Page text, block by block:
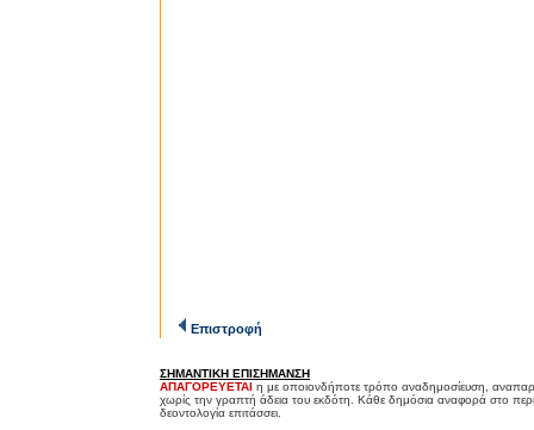
Επιστροφή
ΣΗΜΑΝΤΙΚΗ ΕΠΙΣΗΜΑΝΣΗ
ΑΠΑΓΟΡΕΥΕΤΑΙ η με οποιονδήποτε τρόπο αναδημοσίευση,
χωρίς την γραπτή άδεια του εκδότη. Κάθε δημόσια αναφορά στο
δεοντολογία επιτάσσει.